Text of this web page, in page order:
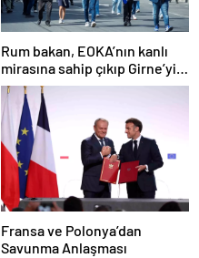
Rum bakan, EOKA’nın kanlı
mirasına sahip çıkıp Girne’yi
hedef gösterdi
Fransa ve Polonya’dan
Savunma Anlaşması